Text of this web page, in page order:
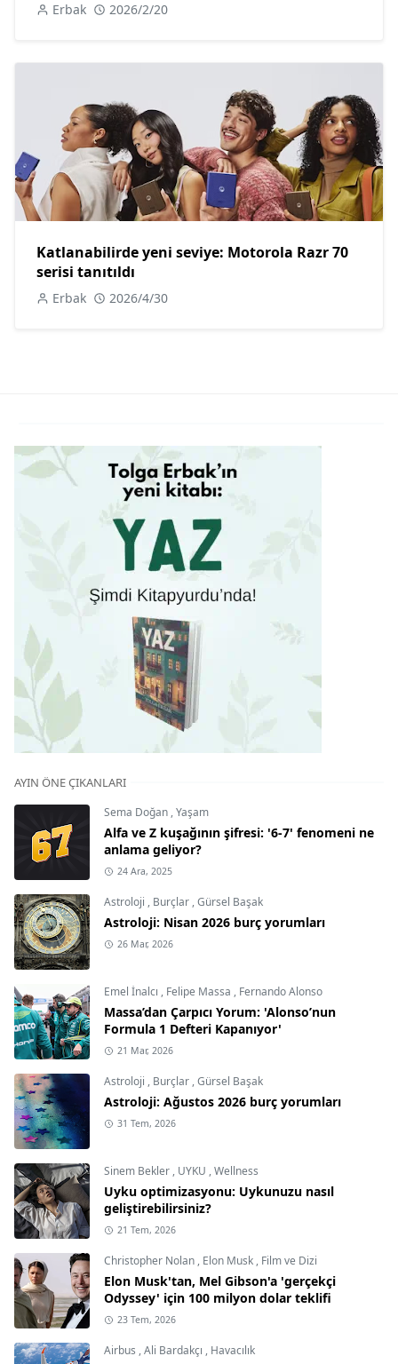
Erbak 2026/2/20
Katlanabilirde yeni seviye: Motorola Razr 70
serisi tanıtıldı
Erbak 2026/4/30
AYIN ÖNE ÇIKANLARI
Sema Doğan ,Yaşam
Alfa ve Z kuşağının şifresi: '6-7' fenomeni ne
anlama geliyor?
24 Ara, 2025
Astroloji , Burçlar ,Gürsel Başak
Astroloji: Nisan 2026 burç yorumları
26 Mar, 2026
Emel İnalcı , Felipe Massa , Fernando Alonso
Massa’dan Çarpıcı Yorum: 'Alonso’nun
Formula 1 Defteri Kapanıyor'
21 Mar, 2026
Astroloji , Burçlar ,Gürsel Başak
Astroloji: Ağustos 2026 burç yorumları
31 Tem, 2026
Sinem Bekler , UYKU ,Wellness
Uyku optimizasyonu: Uykunuzu nasıl
geliştirebilirsiniz?
21 Tem, 2026
Christopher Nolan , Elon Musk , Film ve Dizi
Elon Musk'tan, Mel Gibson'a 'gerçekçi
Odyssey' için 100 milyon dolar teklifi
23 Tem, 2026
Airbus ,Ali Bardakçı , Havacılık